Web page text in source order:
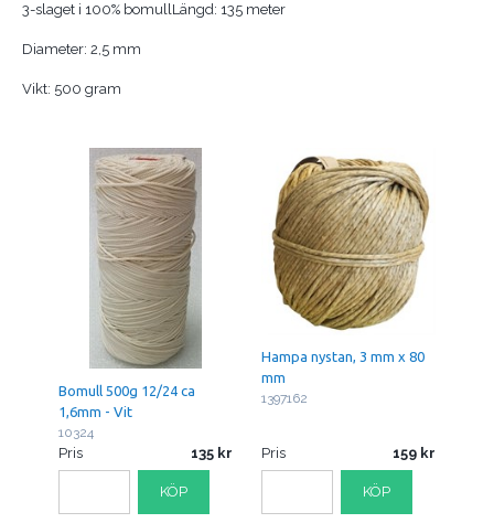
3-slaget i 100% bomullLängd: 135 meter
Diameter: 2,5 mm
Vikt: 500 gram
Bomull 500g 12/24 ca
1,6mm - Vit
10324
Pris 135
KÖP
Hampa nystan, 3 mm x 80
mm
1397162
Pris 159
KÖP